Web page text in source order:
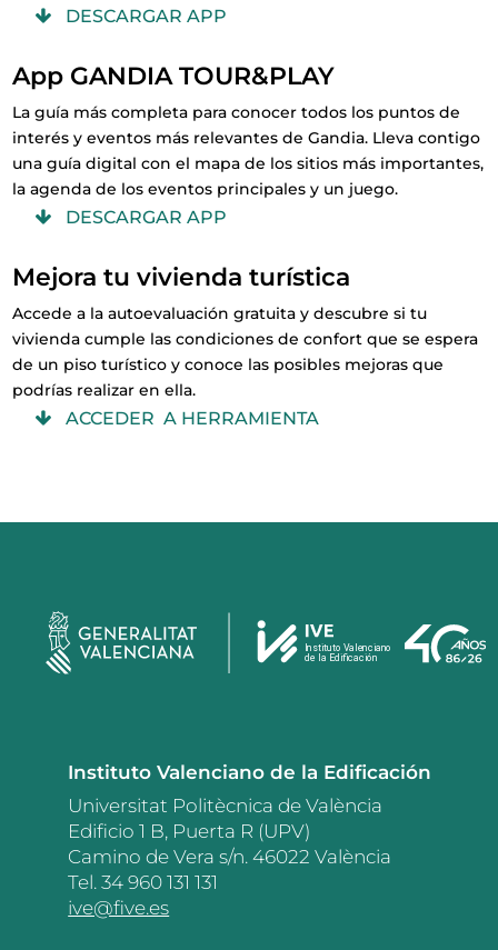
DESCARGAR APP
App GANDIA TOUR&PLAY
La guía más completa para conocer todos los puntos de
interés y eventos más relevantes de Gandia. Lleva contigo
una guía digital con el mapa de los sitios más importantes,
la agenda de los eventos principales y un juego.
DESCARGAR APP
Mejora tu vivienda turística
Accede a la autoevaluación gratuita y descubre si tu
vivienda cumple las condiciones de confort que se espera
de un piso turístico y conoce las posibles mejoras que
podrías realizar en ella.
ACCEDER A HERRAMIENTA
Instituto Valenciano de la Edificación
Universitat Politècnica de València
Edificio 1 B, Puerta R (UPV)
Camino de Vera s/n. 46022 València
Tel. 34 960 131 131
ive@five.es